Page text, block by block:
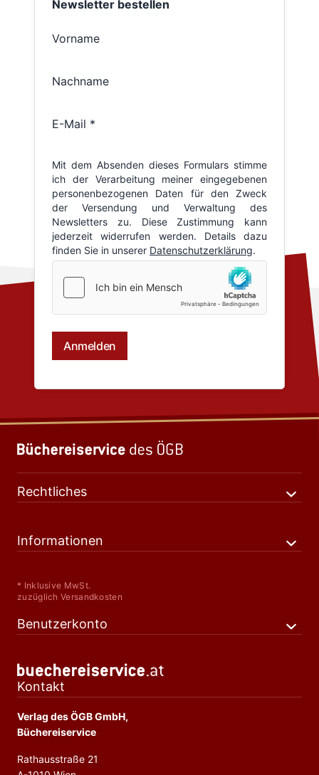
Rechtliches
Informationen
* Inklusive MwSt.
zuzüglich Versandkosten
Benutzerkonto
Kontakt
Verlag des ÖGB GmbH,
Büchereiservice
Rathausstraße 21